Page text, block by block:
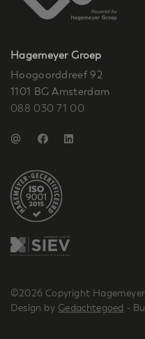
Hagemeyer Groep
Hoogoorddreef 92
1101 BG Amsterdam
088 030 71 00
@
©2026 Copyright
Design by Gedachtegoed -